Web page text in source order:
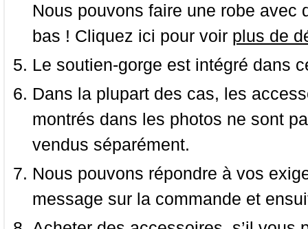
Nous pouvons faire une robe
bas ! Cliquez ici pour voir plus de
Le soutien-gorge est intégré dans
Dans la plupart des cas, les
montrés dans les photos ne sont
vendus séparément.
Nous pouvons répondre à vos
message sur la commande et